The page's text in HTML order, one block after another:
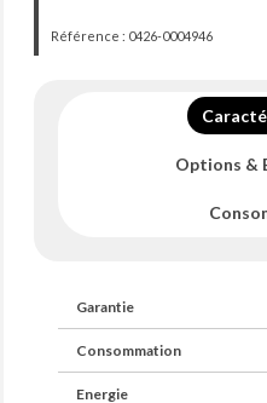
Référence : 0426-0004946
Options &
Garantie
Consommation
Energie